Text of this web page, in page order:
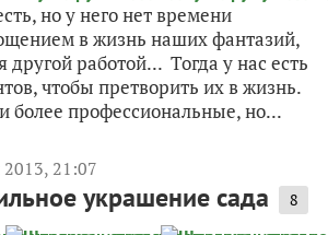
но у него нет времени
в жизнь наших фантазий,
другой работой... Тогда у нас есть
чтобы претворить их в жизнь.
более профессиональные, но...
2013, 21:07
украшение сада 8